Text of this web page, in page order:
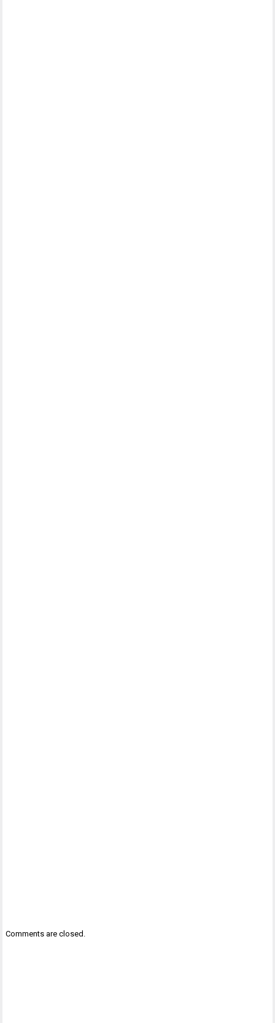
Comments are closed.